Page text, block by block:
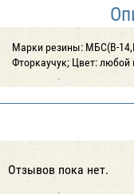
Марки резины: МБС(В-
Фторкаучук; Цвет: любой
Отзывов пока нет.